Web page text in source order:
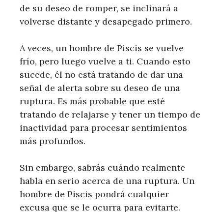
de su deseo de romper, se inclinará a
volverse distante y desapegado primero.
A veces, un hombre de Piscis se vuelve
frío, pero luego vuelve a ti. Cuando esto
sucede, él no está tratando de dar una
señal de alerta sobre su deseo de una
ruptura. Es más probable que esté
tratando de relajarse y tener un tiempo de
inactividad para procesar sentimientos
más profundos.
Sin embargo, sabrás cuándo realmente
habla en serio acerca de una ruptura. Un
hombre de Piscis pondrá cualquier
excusa que se le ocurra para evitarte.